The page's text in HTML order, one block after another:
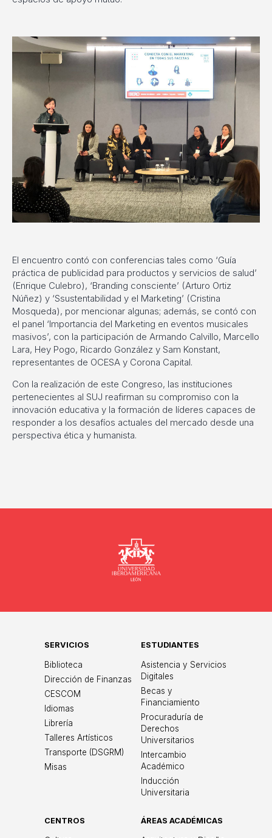
El encuentro contó con conferencias tales como ‘Guía
práctica de publicidad para productos y servicios de salud’
(Enrique Culebro), ‘Branding consciente’ (Arturo Ortiz
Núñez) y ‘Ssustentabilidad y el Marketing’ (Cristina
Mosqueda), por mencionar algunas; además, se contó con
el panel ‘Importancia del Marketing en eventos musicales
masivos’, con la participación de Armando Calvillo, Marcello
Lara, Hey Pogo, Ricardo González y Sam Konstant,
representantes de OCESA y Corona Capital.
Con la realización de este Congreso, las instituciones
pertenecientes al SUJ reafirman su compromiso con la
innovación educativa y la formación de líderes capaces de
responder a los desafíos actuales del mercado desde una
perspectiva ética y humanista.
SERVICIOS
Biblioteca
Dirección de Finanzas
CESCOM
Idiomas
Librería
Talleres Artísticos
Transporte (DSGRM)
Misas
ESTUDIANTES
Asistencia y Servicios
Digitales
Becas y
Financiamiento
Procuraduría de
Derechos
Universitarios
Intercambio
Académico
Inducción
Universitaria
CENTROS ÁREAS ACADÉMICAS